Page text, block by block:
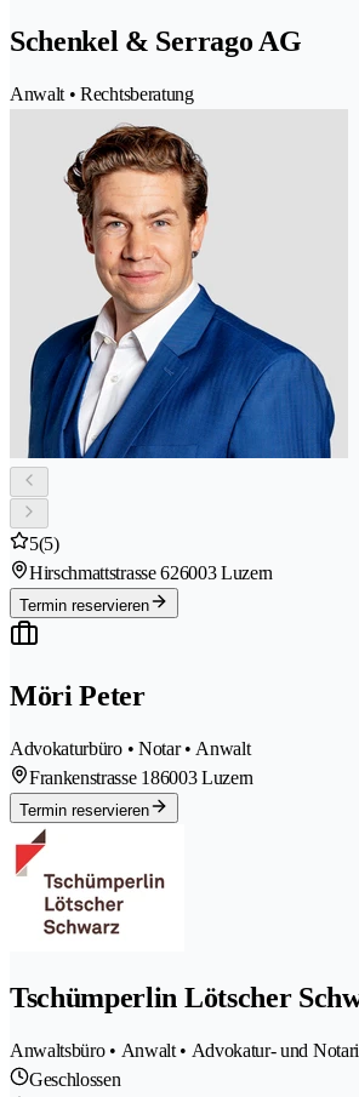
Schenkel & Serrago AG
Anwalt • Rechtsberatung
5(5)
Hirschmattstrasse 626003 Luzern
Termin reservieren
Möri Peter
Advokaturbüro • Notar • Anwalt
Frankenstrasse 186003 Luzern
Termin reservieren
Tschümperlin Lötscher
Anwaltsbüro • Anwalt • Advokatur- und
Geschlossen